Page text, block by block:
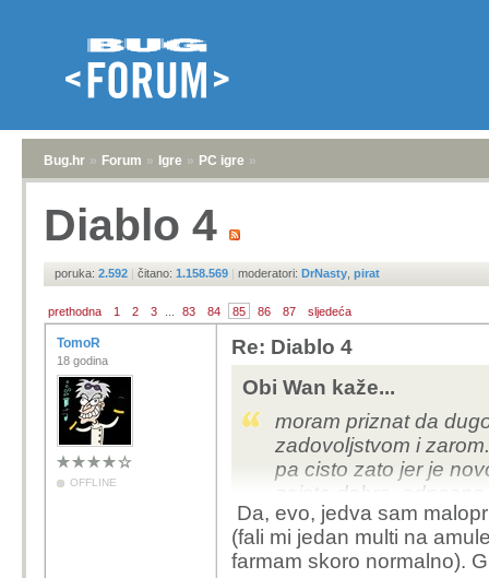
Bug.hr » Forum » Igre » PC igre »
Diablo 4
poruka: 2.592 | čitano: 1.158.569 | moderatori: DrNasty pirat
prethodna 1 2 3 83 84 85 86 87 sljedeća
TomoR
18 godina
OFFLINE
Re: Diablo 4
Obi Wan kaže...
moram priznat da
zadovoljstvom i
pa cisto zato jer je
zaista dobre,
negdje izmedu.
naravno, nije sve
Da, evo, jedva sam
(fali mi jedan multi na
farmam skoro normalno).